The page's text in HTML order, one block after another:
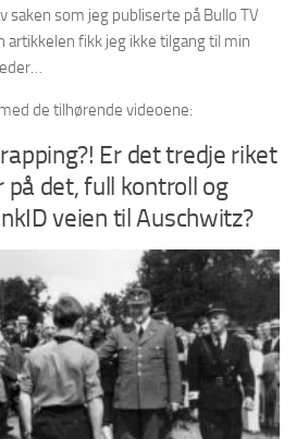
som jeg publiserte på Bullo TV
artikkelen fikk jeg ikke tilgang til min
de tilhørende videoene:
Er det tredje riket
på det, full kontroll og
veien til Auschwitz?